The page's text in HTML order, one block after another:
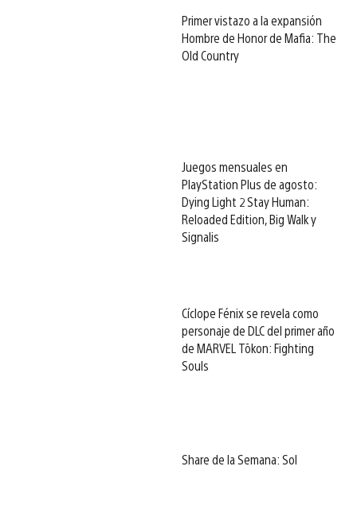
Primer vistazo a la expansión
Hombre de Honor de Mafia: The
Old Country
Juegos mensuales en
PlayStation Plus de agosto:
Dying Light 2 Stay Human:
Reloaded Edition, Big Walk y
Signalis
Cíclope Fénix se revela como
personaje de DLC del primer año
de MARVEL Tōkon: Fighting
Souls
Share de la Semana: Sol